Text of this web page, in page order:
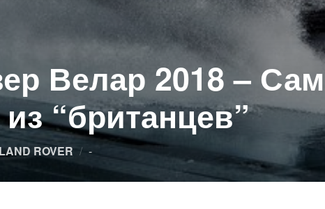
Велар 2018 –
“британцев”
ROVER -Опубликовано